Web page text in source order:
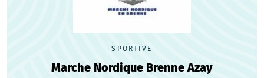
SPORTIVE
Marche Nordique Brenne Azay